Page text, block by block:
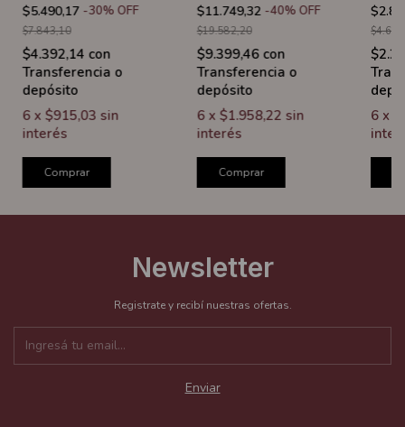
$5.490,17 -30% OFF
$7.843,10
$4.392,14 con
Transferencia o
depósito
6 x $915,03 sin
interés
Comprar
$11.749,32 -40% OFF
$19.582,20
$9.399,46 con
Transferencia o
depósito
6 x $1.958,22 sin
interés
Comprar
6 x
Newsletter
Registrate y recibí nuestras ofertas.